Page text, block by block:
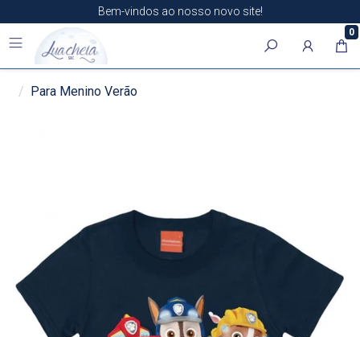
Bem-vindos ao nosso novo site!
0
Para Menino Verão